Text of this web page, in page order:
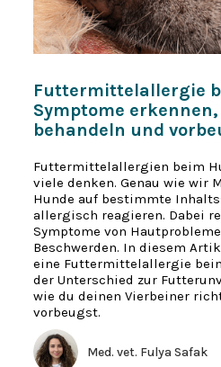
Futtermittelallergie
Symptome
behandeln und
Futtermittelallergien beim
viele denken. Genau wie wir
Hunde auf bestimmte
allergisch reagieren. Dabei
Symptome von
Beschwerden. In diesem
eine Futtermittelallergie
der Unterschied zur
wie du deinen Vierbeiner
vorbeugst.
Med. vet. Fulya Safak